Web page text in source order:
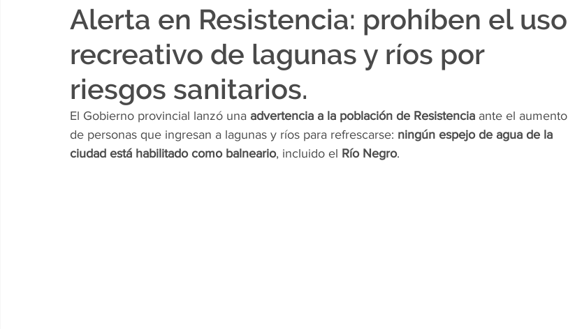
Alerta en Resistencia: prohíben el uso
recreativo de lagunas y ríos por
riesgos sanitarios.
El Gobierno provincial lanzó una advertencia a la población de Resistencia ante el aumento
de personas que ingresan a lagunas y ríos para refrescarse: ningún espejo de agua de la
ciudad está habilitado como balneario, incluido el Río Negro.